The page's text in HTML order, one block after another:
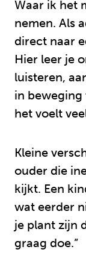
Waar ik het
nemen. Als
direct naar
Hier leer je
luisteren,
in beweging
het voelt
Kleine
ouder die
kijkt. Een
wat eerder
je plant zijn
graag doe.”